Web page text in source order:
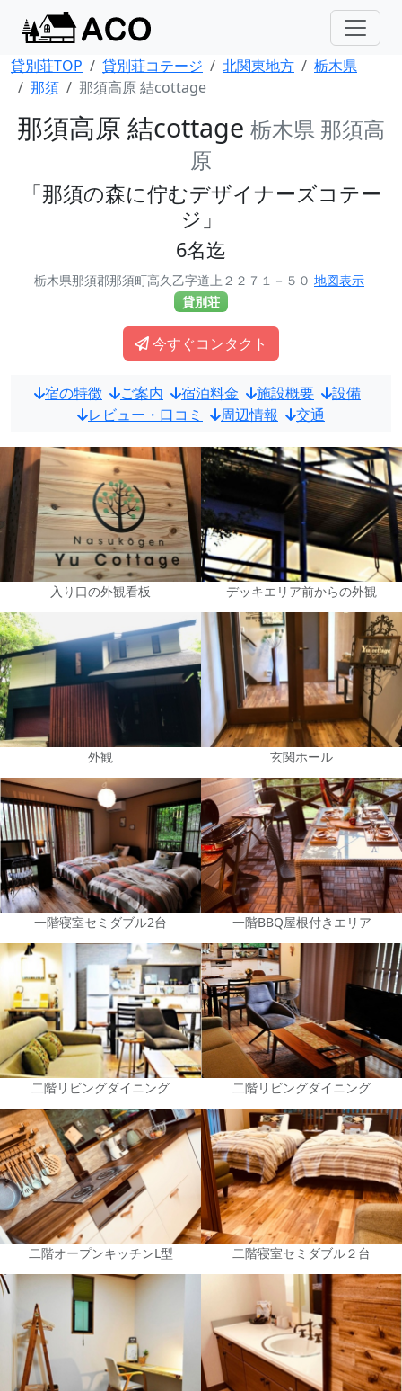
貸別荘TOP 貸別荘コテージ 北関東地方
栃木県
那須
那須高原 結cottage
那須高原 結cottage 栃木県 那須高
原
「那須の森に佇むデザイナーズコテー
ジ」
6名迄
栃木県那須郡那須町高久乙字道上２２７１－５０ 地図表示
貸別荘
今すぐコンタクト
宿の特徴 ご案内 宿泊料金 施設概要
設備
レビュー・口コミ
周辺情報 交通
入り口の外観看板 デッキエリア前からの外観
外観 玄関ホール
一階寝室セミダブル2台 一階BBQ屋根付きエリア
二階リビングダイニング 二階リビングダイニング
二階オープンキッチンL型 二階寝室セミダブル２台